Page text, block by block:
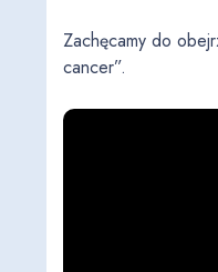
Zachęcamy do
cancer”.